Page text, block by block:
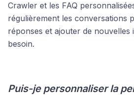
Crawler et les FAQ
régulièrement les conversations
réponses et ajouter de nouvelles
besoin.
Puis-je personnaliser la